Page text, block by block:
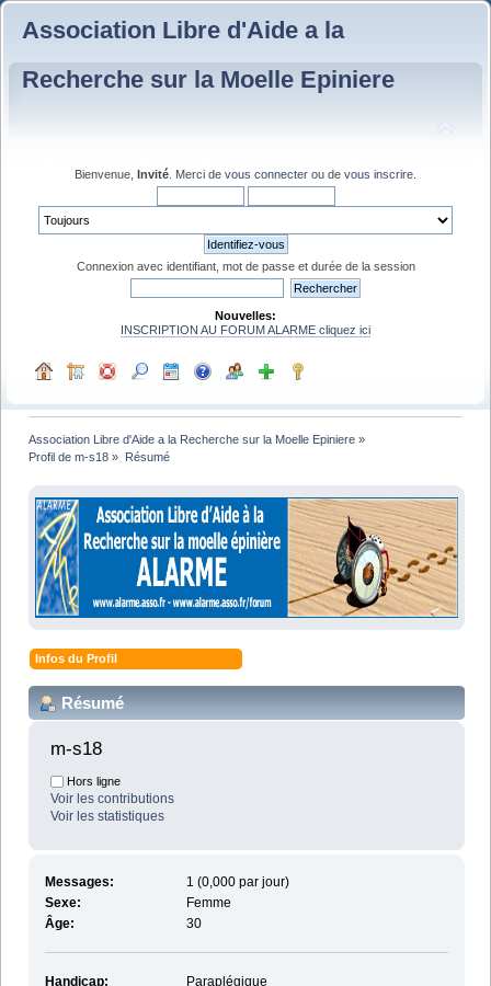
Association Libre d'Aide a la
Recherche sur la Moelle Epiniere
Bienvenue, Invité . Merci de vous connecter ou de vous inscrire
Connexion avec identifiant, mot de passe et durée de la session
Nouvelles:
INSCRIPTION AU FORUM ALARME cliquez ici
Association Libre d'Aide a la Recherche sur la Moelle Epiniere »
Profil de m-s18 » Résumé
Infos du Profil
Résumé
m-s18
Hors ligne
Voir les contributions
Voir les statistiques
Messages:
1 (0,000 par jour)
Sexe:
Femme
Âge:
30
Handicap:
Paraplégique